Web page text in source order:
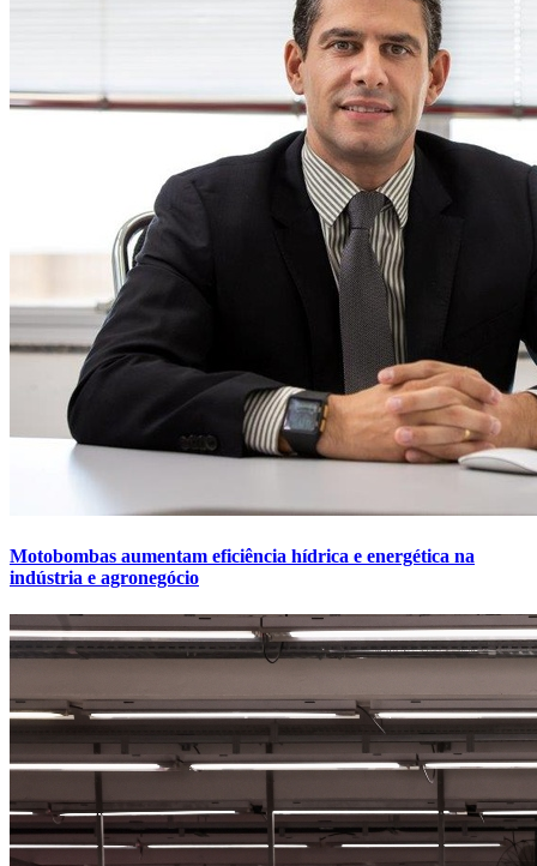
Motobombas aumentam eficiência hídrica e energética na
indústria e agronegócio